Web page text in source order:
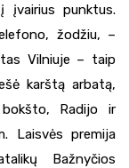
įvairius punktus.
žodžiu, –
Vilniuje – taip
karštą arbatą,
Radijo ir
Laisvės premija
Bažnyčios